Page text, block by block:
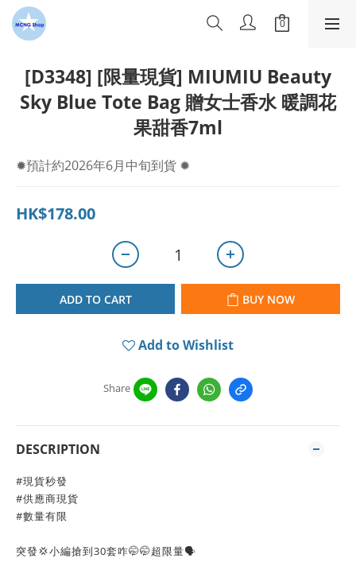
[D3348] [限量現貨] MIUMIU Beauty
Sky Blue Tote Bag 贈女士香水 暖調花
果甜香7ml
✹預計約2026年6月中旬到貨 ✹
HK$178.00
ADD TO CART BUY NOW
Add to Wishlist
Share
DESCRIPTION
#現貨秒發
#供應商現貨
#數量有限
突發💢小編搶到30套咋🤭🤭超限量🗣️